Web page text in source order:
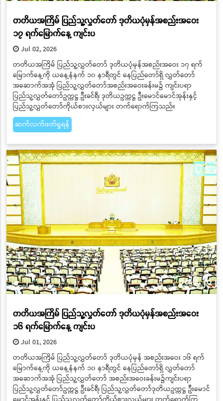
တတိယအကြိမ် ပြည်သူ့လွှတ်တော် ဒုတိယပုံမှန်အစည်းအဝေး
၁၇ ရက်မြောက်နေ့ ကျင်းပ
Jul 02, 2026
တတိယအကြိမ် ပြည်သူ့လွှတ်တော် ဒုတိယပုံမှန်အစည်းအဝေး ၁၇ ရက်
မြောက်နေ့ကို ယနေ့နံနက် ၁၀ နာရီတွင် နေပြည်တော်ရှိ လွှတ်တော်
အဆောက်အအုံ ပြည်သူ့လွှတ်တော်အစည်းအဝေးခန်းမ၌ ကျင်းပရာ
ပြည်သူ့လွှတ်တော်ဥက္ကဋ္ဌ ဦးခင်ရီ၊ ဒုတိယဥက္ကဋ္ဌ ဦးမောင်မောင်အုန်းနှင့်
ပြည်သူ့လွှတ်တော်ကိုယ်စားလှယ်များ တက်ရောက်ကြသည်။
ဆက်လက်ဖတ်ရှုရန်
တတိယအကြိမ် ပြည်သူ့လွှတ်တော် ဒုတိယပုံမှန်အစည်းအဝေး
၁၆ ရက်မြောက်နေ့ ကျင်းပ
Jul 01, 2026
တတိယအကြိမ် ပြည်သူ့လွှတ်တော် ဒုတိယပုံမှန် အစည်းအဝေး ၁၆ ရက်
မြောက်နေ့ကို ယနေ့နံနက် ၁၀ နာရီတွင် နေပြည်တော်ရှိ လွှတ်တော်
အဆောက်အအုံ ပြည်သူ့လွှတ်တော် အစည်းအဝေးခန်းမ၌ကျင်းပရာ
ပြည်သူ့လွှတ်တော်ဥက္ကဋ္ဌ ဦးခင်ရီ၊ ပြည်သူ့လွှတ်တော်ဒုတိယဥက္ကဋ္ဌ ဦးမောင်